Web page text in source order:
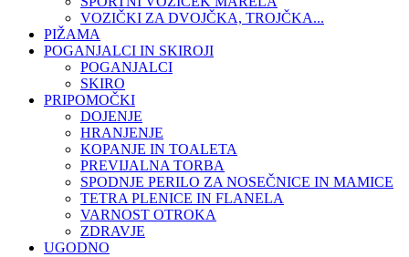
VOZIČKI ZA DVOJČKA, TROJČKA...
PIŽAMA
POGANJALCI IN SKIROJI
POGANJALCI
SKIRO
PRIPOMOČKI
DOJENJE
HRANJENJE
KOPANJE IN TOALETA
PREVIJALNA TORBA
SPODNJE PERILO ZA NOSEČNICE IN MAMICE
TETRA PLENICE IN FLANELA
VARNOST OTROKA
ZDRAVJE
UGODNO